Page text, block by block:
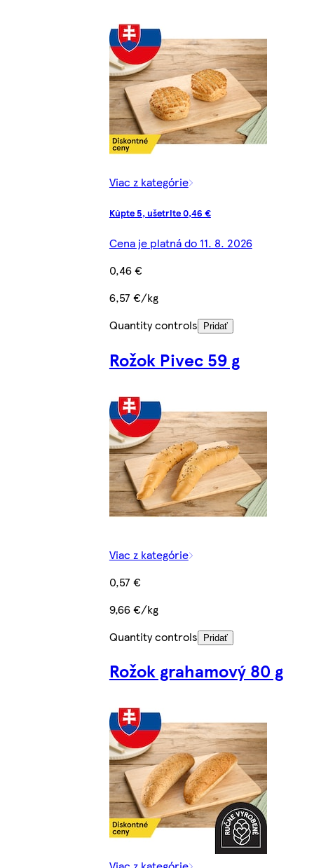
Viac z kategórie
Kúpte 5, ušetrite 0,46 €
Cena je platná do 11. 8. 2026
0,46 €
6,57 €/kg
Quantity controls
Pridať
Rožok Pivec 59 g
Viac z kategórie
0,57 €
9,66 €/kg
Quantity controls
Pridať
Rožok grahamový 80 g